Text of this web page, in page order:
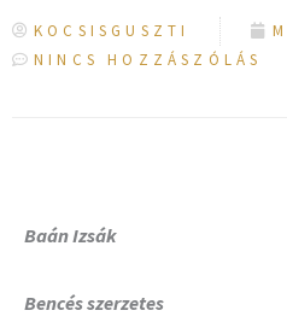
KOCSISGUSZTI
NINCS HOZZÁSZÓLÁS
Baán Izsák
Bencés szerzetes